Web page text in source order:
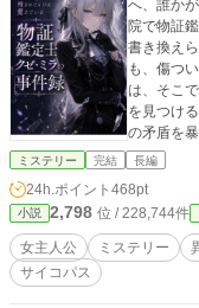
へ、誰かが整えています
院で物証鑑定を学
書き換え
も、傷つ
は、そこで何
を見つけるための
の矛盾を
仮面を剥が
を着せた
た経営者
代価にした神父。 彼らの善意も、
べて本物だった。 ミラはそれを否
ミステリー 完結 長編
24h.ポイント 468pt
小説 2,798 位 / 228,744件
女主人公 ミステリー
サイコパス